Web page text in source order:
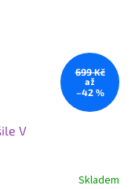
699 Kč
až
–42 %
V
Skladem